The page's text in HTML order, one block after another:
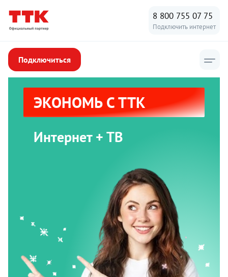
8 800 755 07 75
Подключить интернет
Подключиться
ЭКОНОМЬ С ТТК
Интернет + ТВ